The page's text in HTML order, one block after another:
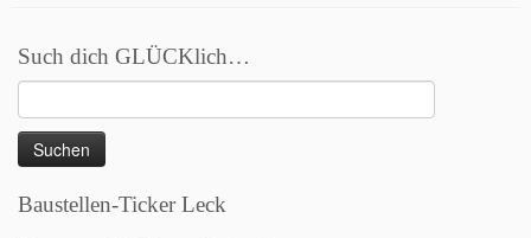
Such dich GLÜCKlich…
nach:
Baustellen-Ticker Leck